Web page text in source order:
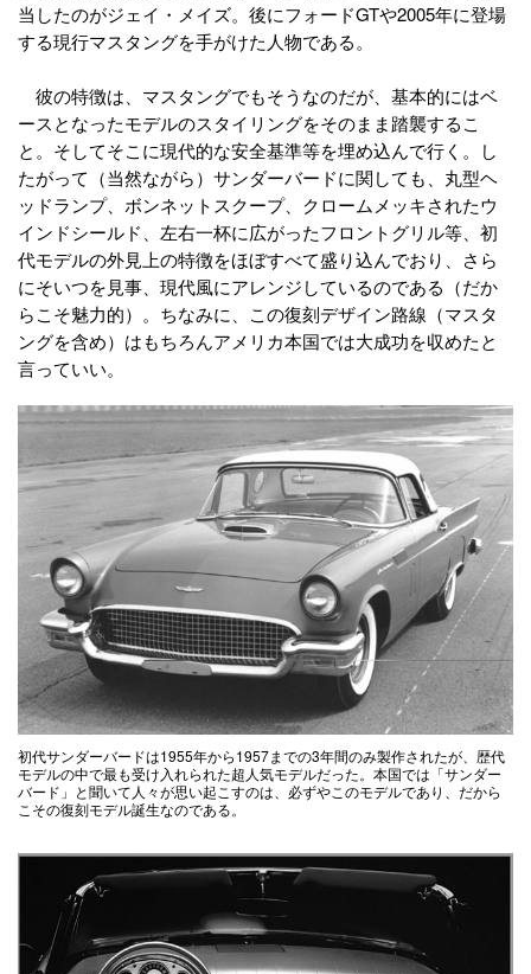
当したのがジェイ・メイズ。後にフォードGTや2005年に登場
する現行マスタングを手がけた人物である。
彼の特徴は、マスタングでもそうなのだが、基本的にはベ
ースとなったモデルのスタイリングをそのまま踏襲するこ
と。そしてそこに現代的な安全基準等を埋め込んで行く。し
たがって（当然ながら）サンダーバードに関しても、丸型ヘ
ッドランプ、ボンネットスクープ、クロームメッキされたウ
インドシールド、左右一杯に広がったフロントグリル等、初
代モデルの外見上の特徴をほぼすべて盛り込んでおり、さら
にそいつを見事、現代風にアレンジしているのである（だか
らこそ魅力的）。ちなみに、この復刻デザイン路線（マスタ
ングを含め）はもちろんアメリカ本国では大成功を収めたと
言っていい。
初代サンダーバードは1955年から1957までの3年間のみ製作されたが、歴代
モデルの中で最も受け入れられた超人気モデルだった。本国では「サンダー
バード」と聞いて人々が思い起こすのは、必ずやこのモデルであり、だから
こその復刻モデル誕生なのである。